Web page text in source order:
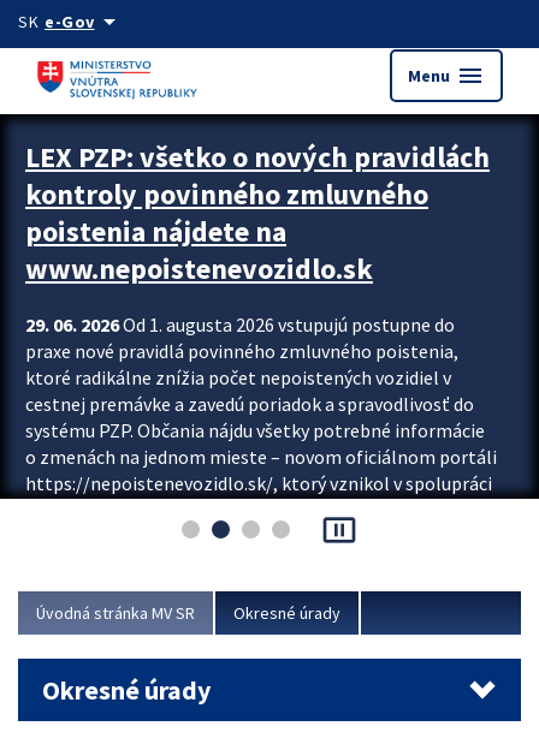
Preskocit na hlavný obsah
SK e-Govarrow_drop_down
Menu menu
Zastavit automatický posun upútavok
LEX PZP: všetko o nových pravidlách
kontroly povinného zmluvného
poistenia nájdete na
www.nepoistenevozidlo.sk
29. 06. 2026Od 1. augusta 2026 vstupujú postupne do
praxe nové pravidlá povinného zmluvného poistenia,
ktoré radikálne znížia počet nepoistených vozidiel v
cestnej premávke a zavedú poriadok a spravodlivosť do
systému PZP. Občania nájdu všetky potrebné informácie
o zmenách na jednom mieste – novom oficiálnom portáli
https://nepoistenevozidlo.sk/, ktorý vznikol v spolupráci
asociácie poisťovní (SLASPO) a Ministerstva vnútra SR.
Viac
pause_presentation
Úvodná stránka MV SR Okresné úrady
Okresné úrady